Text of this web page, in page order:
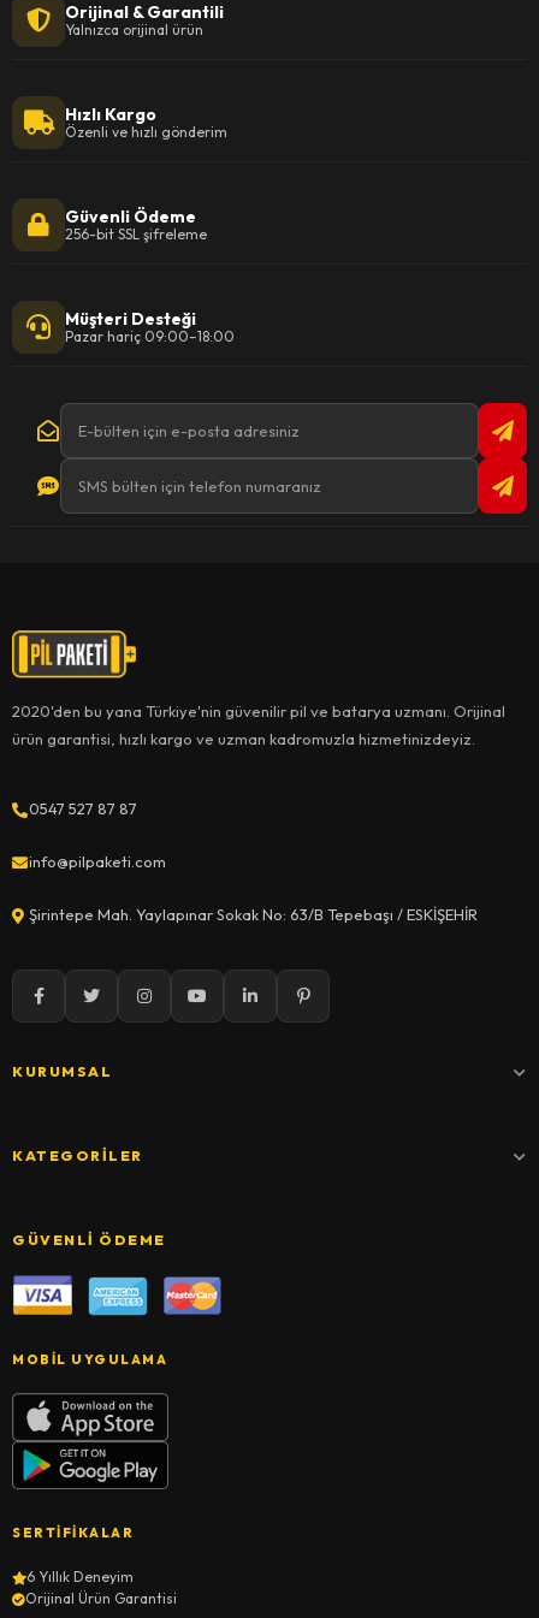
Orijinal & Garantili
Yalnızca orijinal ürün
Hızlı Kargo
Özenli ve hızlı gönderim
Güvenli Ödeme
256-bit SSL şifreleme
Müşteri Desteği
Pazar hariç 09:00–18:00
2020'den bu yana Türkiye'nin güvenilir pil ve batarya uzmanı. Orijinal
ürün garantisi, hızlı kargo ve uzman kadromuzla hizmetinizdeyiz.
0547 527 87 87
info@pilpaketi.com
Şirintepe Mah. Yaylapınar Sokak No: 63/B Tepebaşı / ESKİŞEHİR
KURUMSAL
KATEGORILER
GÜVENLI ÖDEME
MOBIL UYGULAMA
SERTIFIKALAR
6 Yıllık Deneyim
Orijinal Ürün Garantisi